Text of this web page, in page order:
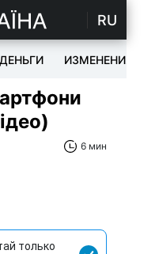
RU
ДЕНЬГИ ИЗМЕНЕНИЯ
6 мин
только